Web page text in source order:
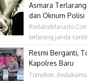
Asmara
dan Oknum Polisi
terlarang janda
Resmi Berganti,
Kapolres Baru
Tomohon